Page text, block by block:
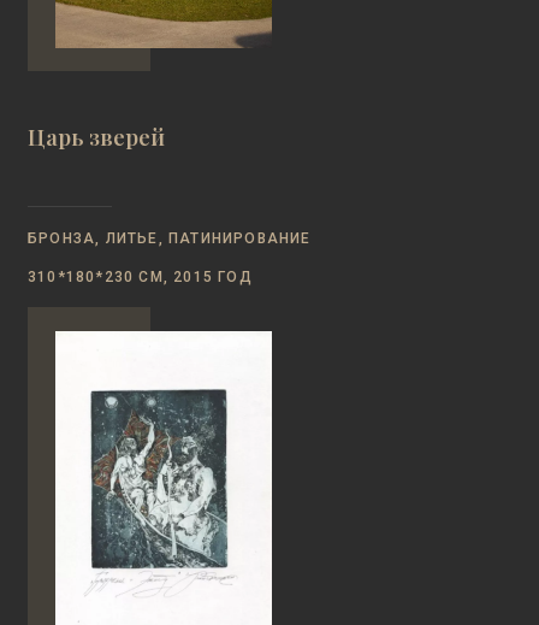
Царь зверей
БРОНЗА, ЛИТЬЕ, ПАТИНИРОВАНИЕ
310*180*230 СМ, 2015 ГОД